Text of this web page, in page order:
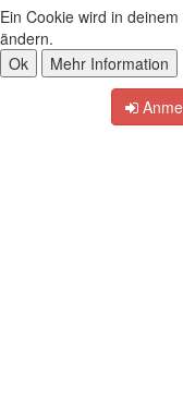
Ein Cookie wird in
ändern.